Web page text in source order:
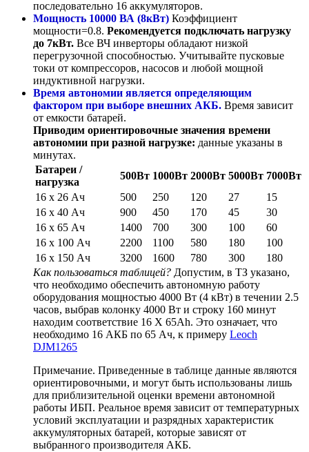
последовательно 16 аккумуляторов.
Мощность 10000 ВА (8кВт) Коэффициент
мощности=0.8. Рекомендуется подключать нагрузку
до 7кВт. Все ВЧ инверторы обладают низкой
перегрузочной способностью. Учитывайте пусковые
токи от компрессоров, насосов и любой мощной
индуктивной нагрузки.
Время автономии является определяющим
фактором при выборе внешних АКБ. Время зависит
от емкости батарей.
Приводим ориентировочные значения времени
автономии при разной нагрузке: данные указаны в
минутах.
Батареи /
нагрузка
500Вт 1000Вт 2000Вт 5000Вт 7000Вт
16 х 26 Ач
500 250 120 27
15
16 х 40 Ач
900 450 170 45
30
16 х 65 Ач
1400 700 300 100
60
16 х 100 Ач
2200 1100 580 180
100
16 х 150 Ач
3200 1600 780 300
180
Как пользоваться таблицей? Допустим, в ТЗ указано,
что необходимо обеспечить автономную работу
оборудования мощностью 4000 Вт (4 кВт) в течении 2.5
часов, выбрав колонку 4000 Вт и строку 160 минут
находим соответствие 16 Х 65Ah. Это означает, что
необходимо 16 АКБ по 65 Ач, к примеру Leoch
DJM1265
Примечание. Приведенные в таблице данные являются
ориентировочными, и могут быть использованы лишь
для приблизительной оценки времени автономной
работы ИБП. Реальное время зависит от температурных
условий эксплуатации и разрядных характеристик
аккумуляторных батарей, которые зависят от
выбранного производителя АКБ.